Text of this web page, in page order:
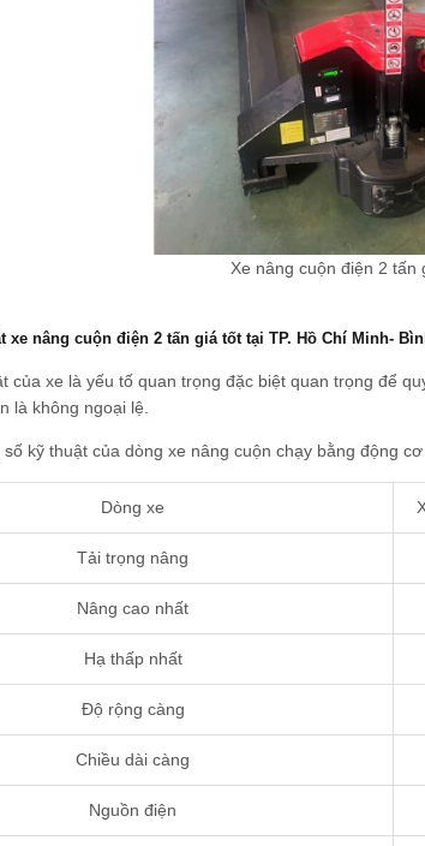
Xe nâng cuộn điện 2 tấn
xe nâng cuộn điện 2 tấn giá tốt tại TP. Hồ Chí Minh-
của xe là yếu tố quan trọng đặc biệt quan trọng để
là không ngoại lệ.
số kỹ thuật của dòng xe nâng cuộn chạy bằng động
Dòng xe
Tải trọng nâng
Nâng cao nhất
Hạ thấp nhất
Độ rộng càng
Chiều dài càng
Nguồn điện